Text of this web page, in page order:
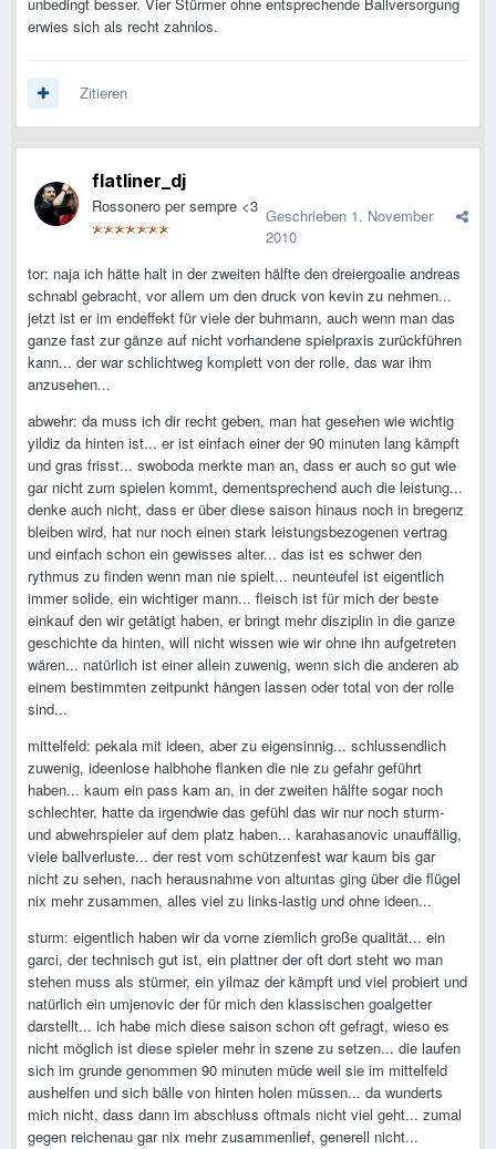
unbedingt besser. Vier Stürmer ohne entsprechende Ballversorgung
erwies sich als recht zahnlos.
Zitieren
flatliner_dj
Rossonero per sempre <3 Geschrieben 1. November
2010
tor: naja ich hätte halt in der zweiten hälfte den dreiergoalie andreas
schnabl gebracht, vor allem um den druck von kevin zu nehmen...
jetzt ist er im endeffekt für viele der buhmann, auch wenn man das
ganze fast zur gänze auf nicht vorhandene spielpraxis zurückführen
kann... der war schlichtweg komplett von der rolle, das war ihm
anzusehen...
abwehr: da muss ich dir recht geben, man hat gesehen wie wichtig
yildiz da hinten ist... er ist einfach einer der 90 minuten lang kämpft
und gras frisst... swoboda merkte man an, dass er auch so gut wie
gar nicht zum spielen kommt, dementsprechend auch die leistung...
denke auch nicht, dass er über diese saison hinaus noch in bregenz
bleiben wird, hat nur noch einen stark leistungsbezogenen vertrag
und einfach schon ein gewisses alter... das ist es schwer den
rythmus zu finden wenn man nie spielt... neunteufel ist eigentlich
immer solide, ein wichtiger mann... fleisch ist für mich der beste
einkauf den wir getätigt haben, er bringt mehr disziplin in die ganze
geschichte da hinten, will nicht wissen wie wir ohne ihn aufgetreten
wären... natürlich ist einer allein zuwenig, wenn sich die anderen ab
einem bestimmten zeitpunkt hängen lassen oder total von der rolle
sind...
mittelfeld: pekala mit ideen, aber zu eigensinnig... schlussendlich
zuwenig, ideenlose halbhohe flanken die nie zu gefahr geführt
haben... kaum ein pass kam an, in der zweiten hälfte sogar noch
schlechter, hatte da irgendwie das gefühl das wir nur noch sturm-
und abwehrspieler auf dem platz haben... karahasanovic unauffällig,
viele ballverluste... der rest vom schützenfest war kaum bis gar
nicht zu sehen, nach herausnahme von altuntas ging über die flügel
nix mehr zusammen, alles viel zu links-lastig und ohne ideen...
sturm: eigentlich haben wir da vorne ziemlich große qualität... ein
garci, der technisch gut ist, ein plattner der oft dort steht wo man
stehen muss als stürmer, ein yilmaz der kämpft und viel probiert und
natürlich ein umjenovic der für mich den klassischen goalgetter
darstellt... ich habe mich diese saison schon oft gefragt, wieso es
nicht möglich ist diese spieler mehr in szene zu setzen... die laufen
sich im grunde genommen 90 minuten müde weil sie im mittelfeld
aushelfen und sich bälle von hinten holen müssen... da wunderts
mich nicht, dass dann im abschluss oftmals nicht viel geht... zumal
gegen reichenau gar nix mehr zusammenlief, generell nicht...